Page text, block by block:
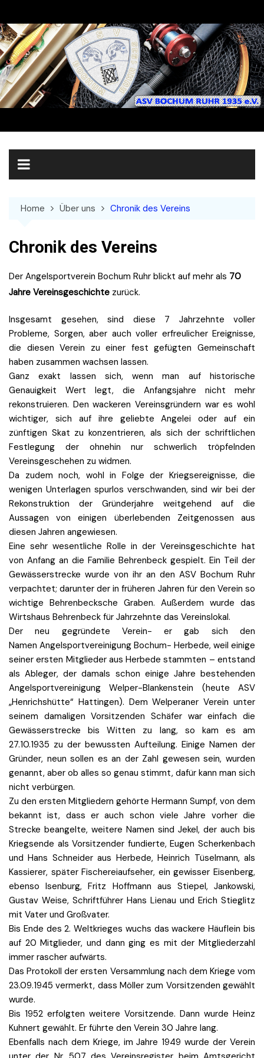
to
content
Home Über uns Chronik des Vereins
Chronik des Vereins
Der Angelsportverein Bochum Ruhr blickt auf mehr als 70
Jahre Vereinsgeschichte zurück.
Insgesamt gesehen, sind diese 7 Jahrzehnte voller
Probleme, Sorgen, aber auch voller erfreulicher Ereignisse,
die diesen Verein zu einer fest gefügten Gemeinschaft
haben zusammen wachsen lassen.
Ganz exakt lassen sich, wenn man auf historische
Genauigkeit Wert legt, die Anfangsjahre nicht mehr
rekonstruieren. Den wackeren Vereinsgründern war es wohl
wichtiger, sich auf ihre geliebte Angelei oder auf ein
zünftigen Skat zu konzentrieren, als sich der schriftlichen
Festlegung der ohnehin nur schwerlich tröpfelnden
Vereinsgeschehen zu widmen.
Da zudem noch, wohl in Folge der Kriegsereignisse, die
wenigen Unterlagen spurlos verschwanden, sind wir bei der
Rekonstruktion der Gründerjahre weitgehend auf die
Aussagen von einigen überlebenden Zeitgenossen aus
diesen Jahren angewiesen.
Eine sehr wesentliche Rolle in der Vereinsgeschichte hat
von Anfang an die Familie Behrenbeck gespielt. Ein Teil der
Gewässerstrecke wurde von ihr an den ASV Bochum Ruhr
verpachtet; darunter der in früheren Jahren für den Verein so
wichtige Behrenbecksche Graben. Außerdem wurde das
Wirtshaus Behrenbeck für Jahrzehnte das Vereinslokal.
Der neu gegründete Verein- er gab sich den
Namen Angelsportvereinigung Bochum- Herbede, weil einige
seiner ersten Mitglieder aus Herbede stammten – entstand
als Ableger, der damals schon einige Jahre bestehenden
Angelsportvereinigung Welper-Blankenstein (heute ASV
„Henrichshütte“ Hattingen). Dem Welperaner Verein unter
seinem damaligen Vorsitzenden Schäfer war einfach die
Gewässerstrecke bis Witten zu lang, so kam es am
27.10.1935 zu der bewussten Aufteilung. Einige Namen der
Gründer, neun sollen es an der Zahl gewesen sein, wurden
genannt, aber ob alles so genau stimmt, dafür kann man sich
nicht verbürgen.
Zu den ersten Mitgliedern gehörte Hermann Sumpf, von dem
bekannt ist, dass er auch schon viele Jahre vorher die
Strecke beangelte, weitere Namen sind Jekel, der auch bis
Kriegsende als Vorsitzender fundierte, Eugen Scherkenbach
und Hans Schneider aus Herbede, Heinrich Tüselmann, als
Kassierer, später Fischereiaufseher, ein gewisser Eisenberg,
ebenso Isenburg, Fritz Hoffmann aus Stiepel, Jankowski,
Gustav Weise, Schriftführer Hans Lienau und Erich Stieglitz
mit Vater und Großvater.
Bis Ende des 2. Weltkrieges wuchs das wackere Häuflein bis
auf 20 Mitglieder, und dann ging es mit der Mitgliederzahl
immer rascher aufwärts.
Das Protokoll der ersten Versammlung nach dem Kriege vom
23.09.1945 vermerkt, dass Möller zum Vorsitzenden gewählt
wurde.
Bis 1952 erfolgten weitere Vorsitzende. Dann wurde Heinz
Kuhnert gewählt. Er führte den Verein 30 Jahre lang.
Ebenfalls nach dem Kriege, im Jahre 1949 wurde der Verein